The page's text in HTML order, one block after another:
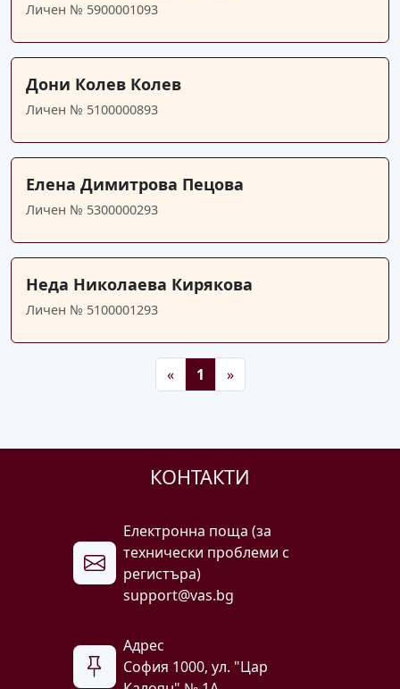
Личен № 5900001093
Дони Колев Колев
Личен № 5100000893
Елена Димитрова Пецова
Личен № 5300000293
Неда Николаева Кирякова
Личен № 5100001293
«Предишна
1 »Следваща
КОНТАКТИ
Електронна поща (за
технически проблеми с
регистъра)
support@vas.bg
Адрес
София 1000, ул. "Цар